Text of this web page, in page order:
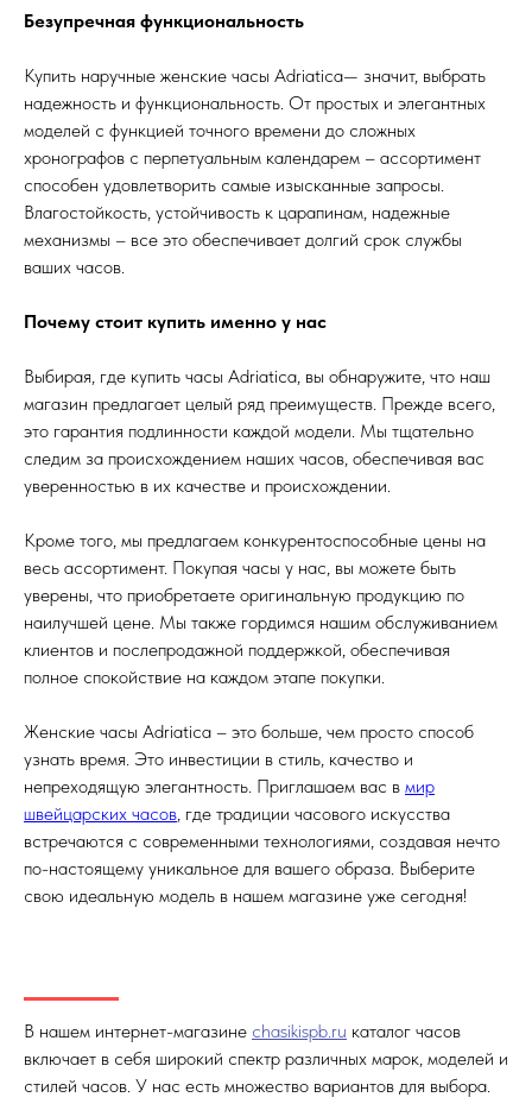
Безупречная функциональность
Купить наручные женские часы Adriatica— значит, выбрать
надежность и функциональность. От простых и элегантных
моделей с функцией точного времени до сложных
хронографов с перпетуальным календарем – ассортимент
способен удовлетворить самые изысканные запросы.
Влагостойкость, устойчивость к царапинам, надежные
механизмы – все это обеспечивает долгий срок службы
ваших часов.
Почему стоит купить именно у нас
Выбирая, где купить часы Adriatica, вы обнаружите, что наш
магазин предлагает целый ряд преимуществ. Прежде всего,
это гарантия подлинности каждой модели. Мы тщательно
следим за происхождением наших часов, обеспечивая вас
уверенностью в их качестве и происхождении.
Кроме того, мы предлагаем конкурентоспособные цены на
весь ассортимент. Покупая часы у нас, вы можете быть
уверены, что приобретаете оригинальную продукцию по
наилучшей цене. Мы также гордимся нашим обслуживанием
клиентов и послепродажной поддержкой, обеспечивая
полное спокойствие на каждом этапе покупки.
Женские часы Adriatica – это больше, чем просто способ
узнать время. Это инвестиции в стиль, качество и
непреходящую элегантность. Приглашаем вас в мир
швейцарских часов, где традиции часового искусства
встречаются с современными технологиями, создавая нечто
по-настоящему уникальное для вашего образа. Выберите
свою идеальную модель в нашем магазине уже сегодня!
В нашем интернет-магазине chasikispb.ru каталог часов
включает в себя широкий спектр различных марок, моделей и
стилей часов. У нас есть множество вариантов для выбора.